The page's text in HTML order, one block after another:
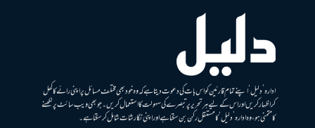
ادارہ ’دلیل‘ اپنے تمام قارئین کو اس بات کی دعوت دیتا ہے کہ وہ خود بھی مختلف مسائل پر اپنی رائے کا کھل
کر اظہار کریں اور اس کے لیے ہر تحریر پر تبصرے کی سہولت کا استعمال کریں۔ جو بھی ویب سائٹ پر لکھنے
کا متمنی ہو، وہ ادارہ ’دلیل‘ کا مستقل رکن بن سکتا ہے اور اپنی نگارشات شامل کرسکتا ہے۔